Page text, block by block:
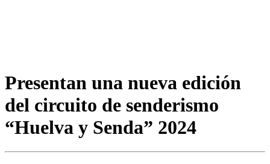
Presentan una nueva edición
del circuito de senderismo
“Huelva y Senda” 2024